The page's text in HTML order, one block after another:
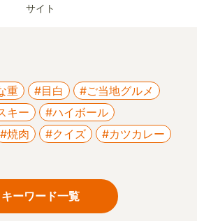
サイト
重 #目白
#ご当地グルメ
キー
#ハイボール
#焼肉 #クイズ
#カツカレー
キーワード一覧